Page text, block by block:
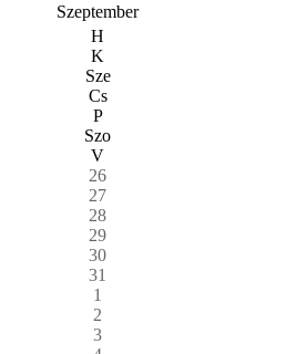
Szeptember
H
K
Sze
Cs
P
Szo
V
26
27
28
29
30
31
1
2
3